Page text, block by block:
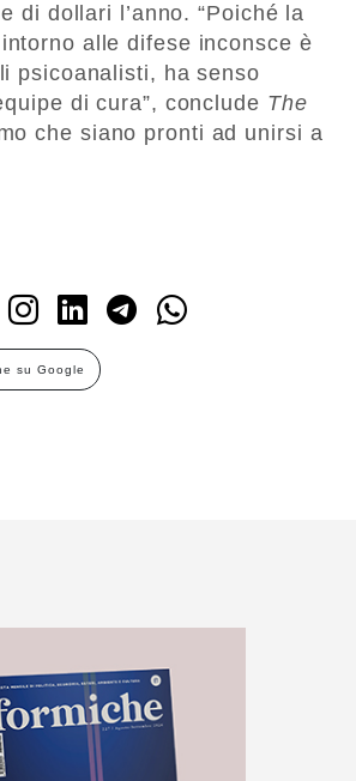
di dollari l’anno. “Poiché la
alle difese inconsce è
psicoanalisti, ha senso
di cura”, conclude The
che siano pronti ad unirsi a
su Google